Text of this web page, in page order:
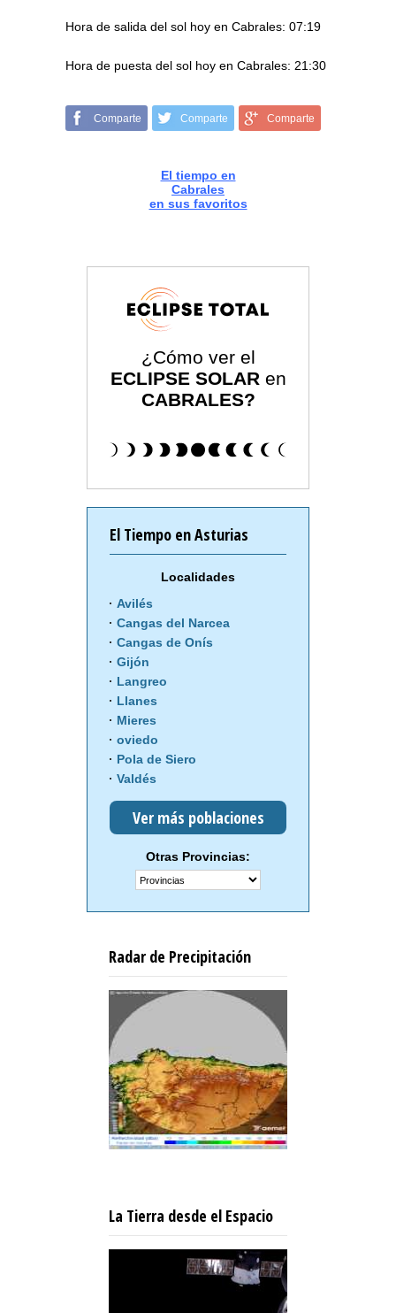
Hora de salida del sol hoy en Cabrales: 07:19
Hora de puesta del sol hoy en Cabrales: 21:30
Comparte Comparte Comparte
El tiempo en
Cabrales
en sus favoritos
¿Cómo ver el
ECLIPSE SOLAR en
CABRALES?
El Tiempo en Asturias
Localidades
Avilés
Cangas del Narcea
Cangas de Onís
Gijón
Langreo
Llanes
Mieres
oviedo
Pola de Siero
Valdés
Ver más poblaciones
Otras Provincias:
Radar de Precipitación
La Tierra desde el Espacio